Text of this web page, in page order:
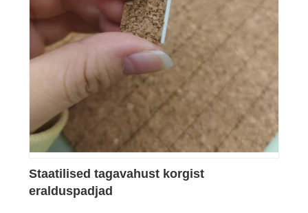
Staatilised tagavahust korgist
eralduspadjad